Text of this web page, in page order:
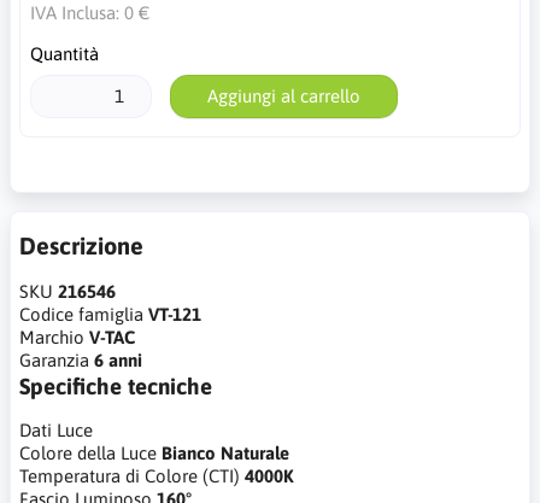
IVA Inclusa: 0 €
Quantità
Aggiungi al carrello
Descrizione
SKU 216546
Codice famiglia VT-121
Marchio V-TAC
Garanzia 6 anni
Specifiche tecniche
Dati Luce
Colore della Luce Bianco Naturale
Temperatura di Colore (CTI) 4000K
Fascio Luminoso 160°